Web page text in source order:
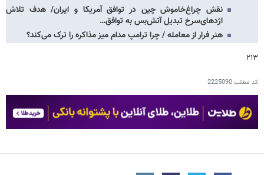
نقش چراغ‌خاموش چین در توافق آمریکا و ایران/ هدف تلاش
اژدهای‌سرخ تبدیل آتش‌بس به توافق…
هنر فرار از معامله / چرا ترامپ مدام میز مذاکره را ترک می‌کند؟
۲۱۳
کد مطلب2225090